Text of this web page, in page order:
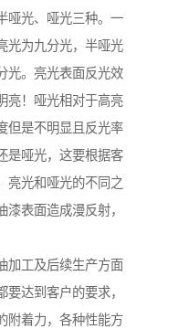
哑光、哑光三种。一
光为九分光，半哑光
光。亮光表面反光效
亮！哑光相对于高亮
但是不明显且反光率
是哑光，这要根据客
亮光和哑光的不同之
表面造成漫反射，
加工及后续生产方面
达到客户的要求，
附着力，各种性能方